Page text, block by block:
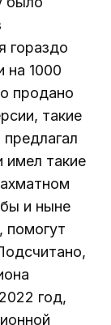
гораздо
на 1000
продано
такие
имел такие
и ныне
помогут
год,